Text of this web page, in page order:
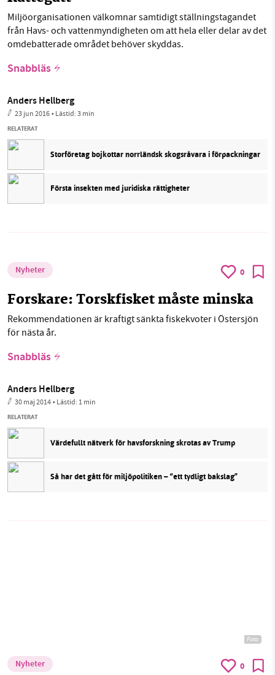
Miljöorganisationen välkomnar samtidigt ställningstagandet
från Havs- och vattenmyndigheten om att hela eller delar av det
omdebatterade området behöver skyddas.
Snabbläs
Anders Hellberg
23 jun 2016• Lästid:3 min
RELATERAT
Storföretag bojkottar norrländsk skogsråvara i förpackningar
Första insekten med juridiska rättigheter
Nyheter 0
Forskare: Torskfisket måste minska
Rekommendationen är kraftigt sänkta fiskekvoter i Östersjön
för nästa år.
Snabbläs
Anders Hellberg
30 maj 2014• Lästid: 1 min
RELATERAT
Värdefullt nätverk för havsforskning skrotas av Trump
Så har det gått för miljöpolitiken – “ett tydligt bakslag”
Foto:
Nyheter 0